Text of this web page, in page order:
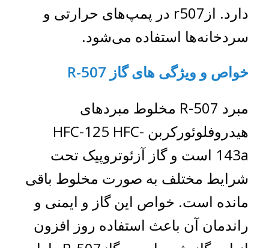
دارد. ازr507 در پمپ‌های حرارتی و
سردخانه‌ها استفاده می‌شود.
خواص و ویژگی های گاز R-507
مبرد R-507 مخلوط مبردهای
هیدروفلوئورکربن HFC-125 HFC-
143a است و گاز آزئوتروپیک تحت
شرایط مختلف به صورت مخلوط باقی
مانده است. خواص این گاز و ایمنی و
راندمان آن باعث استفاده روز افزون